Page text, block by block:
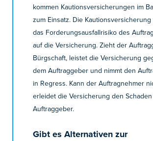
kommen Kautionsversicherungen im
zum Einsatz. Die
das Forderungsausfallrisiko des
auf die Versicherung. Zieht der
Bürgschaft, leistet die Versicherung
dem Auftraggeber und nimmt den
in Regress. Kann der Auftragnehmer
erleidet die Versicherung den
Auftraggeber.
Gibt es Alternativen zur